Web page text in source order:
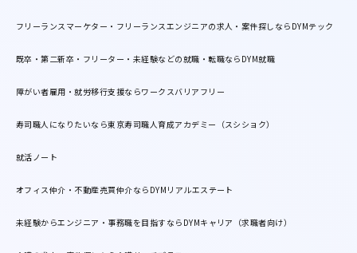
フリーランスマーケター・フリーランスエンジニアの求人・案件探しならDYMテック
既卒・第二新卒・フリーター・未経験などの就職・転職ならDYM就職
障がい者雇用・就労移行支援ならワークスバリアフリー
寿司職人になりたいなら東京寿司職人育成アカデミー（スシショク）
就活ノート
オフィス仲介・不動産売買仲介ならDYMリアルエステート
未経験からエンジニア・事務職を目指すならDYMキャリア（求職者向け）